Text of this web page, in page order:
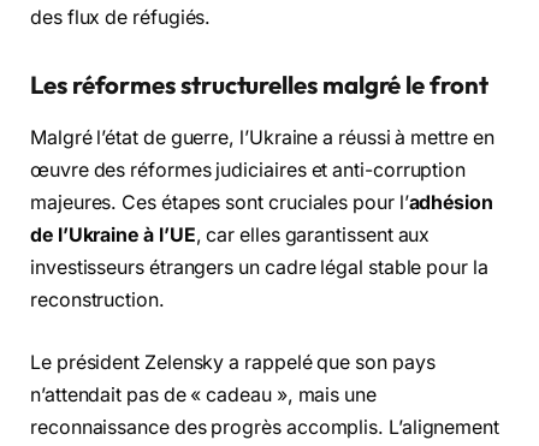
des flux de réfugiés.
Les réformes structurelles malgré le front
Malgré l’état de guerre, l’Ukraine a réussi à mettre en
œuvre des réformes judiciaires et anti-corruption
majeures. Ces étapes sont cruciales pour l’adhésion
de l’Ukraine à l’UE, car elles garantissent aux
investisseurs étrangers un cadre légal stable pour la
reconstruction.
Le président Zelensky a rappelé que son pays
n’attendait pas de « cadeau », mais une
reconnaissance des progrès accomplis. L’alignement